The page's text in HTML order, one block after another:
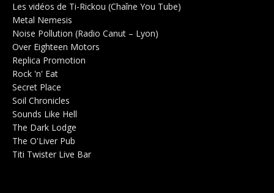
Les vidéos de Ti-Rickou (Chaîne You Tube)
Metal Nemesis
Noise Pollution (Radio Canut – Lyon)
Over Eighteen Motors
Replica Promotion
Rock 'n' Eat
Secret Place
Soil Chronicles
Sounds Like Hell
The Dark Lodge
The O'Liver Pub
Titi Twister Live Bar